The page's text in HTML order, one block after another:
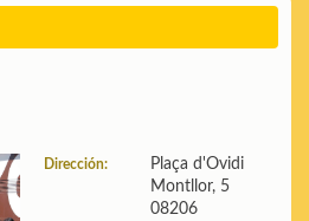
Dirección:
Plaça d'Ovidi
Montllor, 5
08206